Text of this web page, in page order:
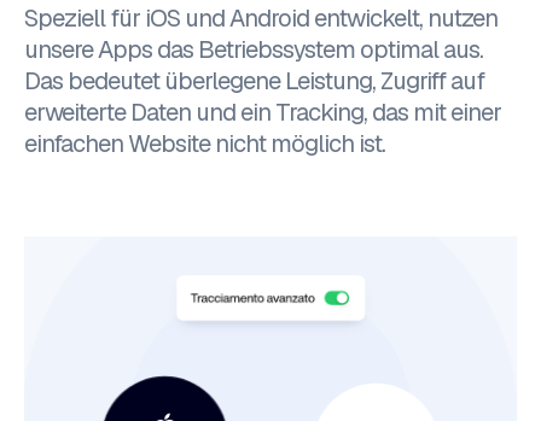
Speziell für iOS und Android entwickelt, nutzen
unsere Apps das Betriebssystem optimal aus.
Das bedeutet überlegene Leistung, Zugriff auf
erweiterte Daten und ein Tracking, das mit einer
einfachen Website nicht möglich ist.